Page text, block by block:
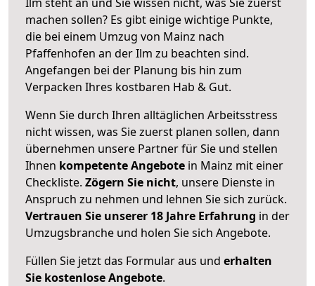
machen sollen? Es gibt einige wichtige Punkte,
die bei einem Umzug von Mainz nach
Pfaffenhofen an der Ilm zu beachten sind.
Angefangen bei der Planung bis hin zum
Verpacken Ihres kostbaren Hab & Gut.
Wenn Sie durch Ihren alltäglichen Arbeitsstress
nicht wissen, was Sie zuerst planen sollen, dann
übernehmen unsere Partner für Sie und stellen
Ihnen kompetente Angebote in Mainz mit einer
Checkliste. Zögern Sie nicht, unsere Dienste in
Anspruch zu nehmen und lehnen Sie sich zurück.
Vertrauen Sie unserer 18 Jahre Erfahrung in der
Umzugsbranche und holen Sie sich Angebote.
Füllen Sie jetzt das Formular aus und erhalten
Sie kostenlose Angebote.